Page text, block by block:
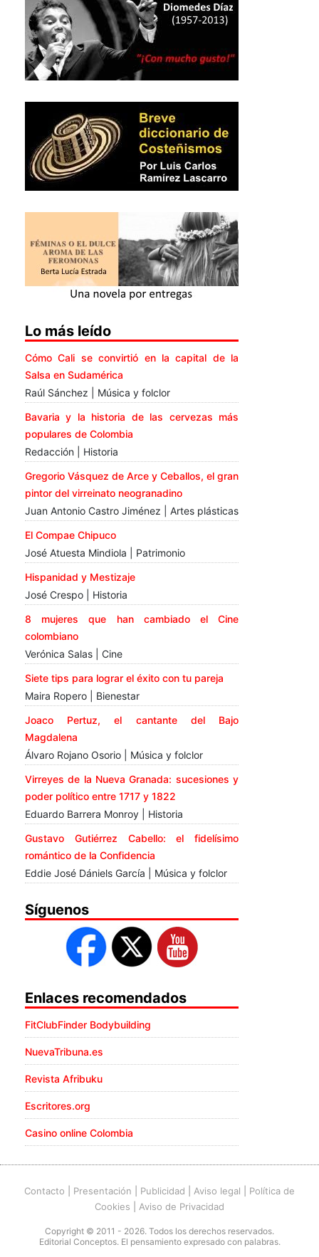
Lo más leído
Cómo Cali se convirtió en la capital de la
Salsa en Sudamérica
Raúl Sánchez | Música y folclor
Bavaria y la historia de las cervezas más
populares de Colombia
Redacción | Historia
Gregorio Vásquez de Arce y Ceballos, el gran
pintor del virreinato neogranadino
Juan Antonio Castro Jiménez | Artes plásticas
El Compae Chipuco
José Atuesta Mindiola | Patrimonio
Hispanidad y Mestizaje
José Crespo | Historia
8 mujeres que han cambiado el Cine
colombiano
Verónica Salas | Cine
Siete tips para lograr el éxito con tu pareja
Maira Ropero | Bienestar
Joaco Pertuz, el cantante del Bajo
Magdalena
Álvaro Rojano Osorio | Música y folclor
Virreyes de la Nueva Granada: sucesiones y
poder político entre 1717 y 1822
Eduardo Barrera Monroy | Historia
Gustavo Gutiérrez Cabello: el fidelísimo
romántico de la Confidencia
Eddie José Dániels García | Música y folclor
Síguenos
Enlaces recomendados
FitClubFinder Bodybuilding
NuevaTribuna.es
Revista Afribuku
Escritores.org
Casino online Colombia
Contacto Presentación Publicidad Aviso legal
Política de
Cookies
Aviso de Privacidad
Copyright © 2011 - 2026. Todos los derechos reservados.
Editorial Conceptos. El pensamiento expresado con palabras.